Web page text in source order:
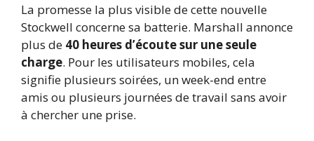
La promesse la plus visible de cette nouvelle
Stockwell concerne sa batterie. Marshall annonce
plus de 40 heures d’écoute sur une seule
charge. Pour les utilisateurs mobiles, cela
signifie plusieurs soirées, un week-end entre
amis ou plusieurs journées de travail sans avoir
à chercher une prise.